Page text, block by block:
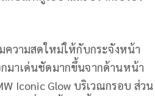
วามสดใหม่ให้กับกระจังหน้า
มาเด่นชัดมากขึ้นจากด้านหน้า
Iconic Glow บริเวณกรอบ ส่วน